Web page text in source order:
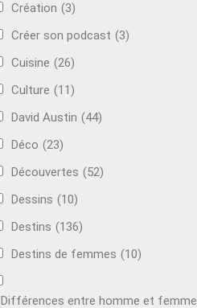
Création (3)
Créer son podcast (3)
Cuisine (26)
Culture (11)
David Austin (44)
Déco (23)
Découvertes (52)
Dessins (10)
Destins (136)
Destins de femmes (10)
Différences entre homme et femme